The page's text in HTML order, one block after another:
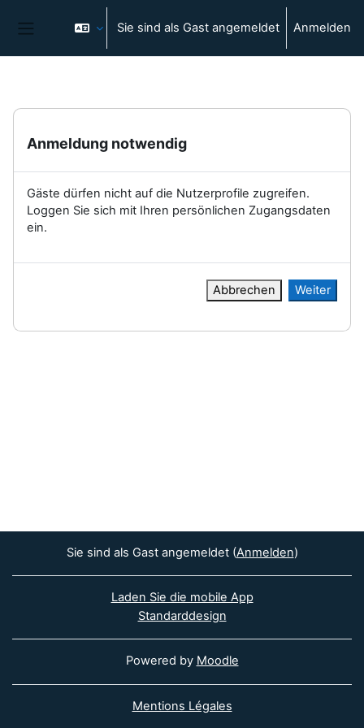
Sie sind als Gast angemeldet Anmelden
Anmeldung notwendig
Gäste dürfen nicht auf die Nutzerprofile zugreifen.
Loggen Sie sich mit Ihren persönlichen Zugangsdaten
ein.
Abbrechen Weiter
Sie sind als Gast angemeldet (Anmelden)
Laden Sie die mobile App
Standarddesign
Powered by Moodle
Mentions Légales